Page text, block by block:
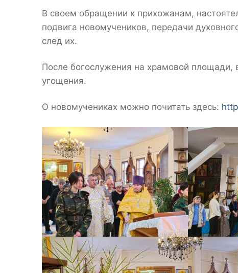
В своем обращении к прихожанам,
подвига новомучеников, передачи
след их.
После богослужения на храмовой
угощения.
О новомучениках можно почитать здесь: